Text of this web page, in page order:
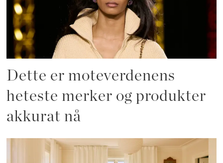
Dette er moteverdenens
heteste merker og produkter
akkurat nå